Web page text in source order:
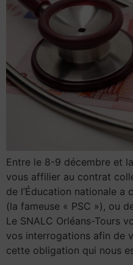
Entre le 8-9 décembre et
vous affilier au contrat
de l’Éducation nationale a
(la fameuse « PSC »), ou
Le SNALC Orléans-Tours
vos interrogations afin de
cette obligation qui nous